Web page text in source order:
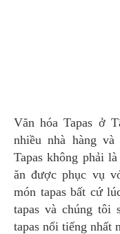
Văn hóa Tapas ở Tây Ban Nha rất nổi tiếng. Có rất
nhiều nhà hàng
Tapas không phải
ăn được phục vụ
món tapas bất cứ
tapas và chúng tôi
tapas nổi tiếng nhất